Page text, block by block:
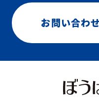
お問い合わ